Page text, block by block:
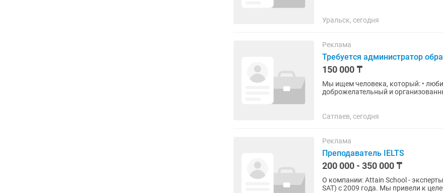
Уральск, сегодня
Реклама
Требуется администратор
150 000 ₸
Мы ищем человека, который: •
доброжелательный и
Сатпаев, сегодня
Реклама
Преподаватель IELTS
200 000 - 350 000 ₸
О компании: Attain School - эксперты в подготовке к международным экзаменам (IELTS, TOEFL,
SAT) с 2009 года. Мы привели к